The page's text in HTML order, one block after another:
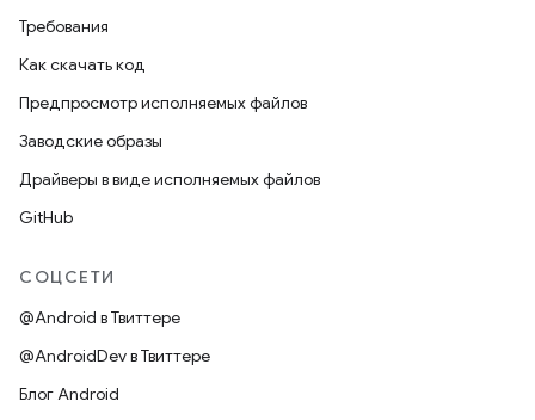
Требования
Как скачать код
Предпросмотр исполняемых файлов
Заводские образы
Драйверы в виде исполняемых файлов
GitHub
СОЦСЕТИ
@Android в Твиттере
@AndroidDev в Твиттере
Блог Android